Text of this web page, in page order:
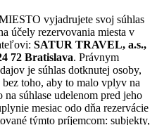
vyjadrujete svoj súhlas
účely rezervovania miesta v
SATUR TRAVEL, a.s.,
72 Bratislava. Právnym
je súhlas dotknutej osoby,
toho, aby to malo vplyv na
súhlase udelenom pred jeho
mesiac odo dňa rezervácie
týmto príjemcom: subjekty,